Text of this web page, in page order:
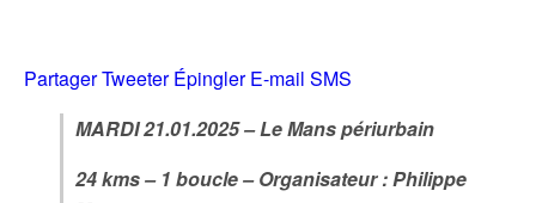
PartagerTweeter Épingler E-mail SMS
MARDI 21.01.2025 – Le Mans périurbain
24 kms – 1 boucle – Organisateur : Philippe